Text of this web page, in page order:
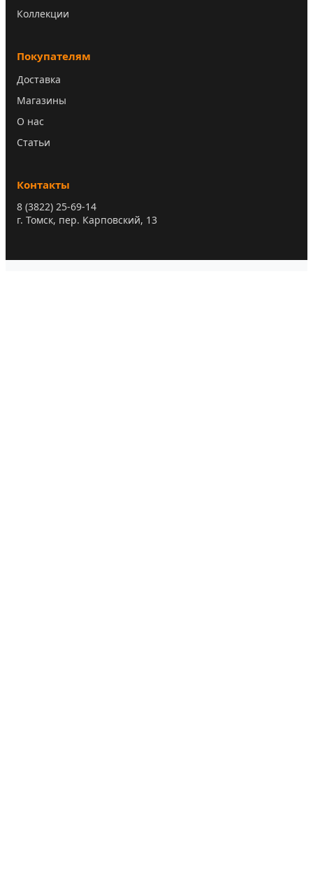
Коллекции
Покупателям
Доставка
Магазины
О нас
Статьи
Контакты
8 (3822) 25-69-14
г. Томск, пер. Карповский, 13